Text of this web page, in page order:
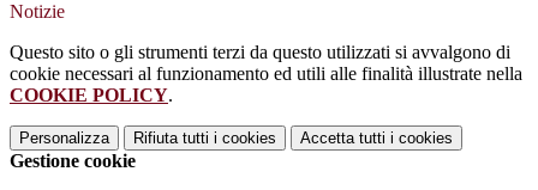
Notizie
Questo sito o gli strumenti terzi da questo utilizzati si avvalgono di
cookie necessari al funzionamento ed utili alle finalità illustrate nella
COOKIE POLICY.
Personalizza Rifiuta tutti i cookies Accetta tutti i cookies
Gestione cookie